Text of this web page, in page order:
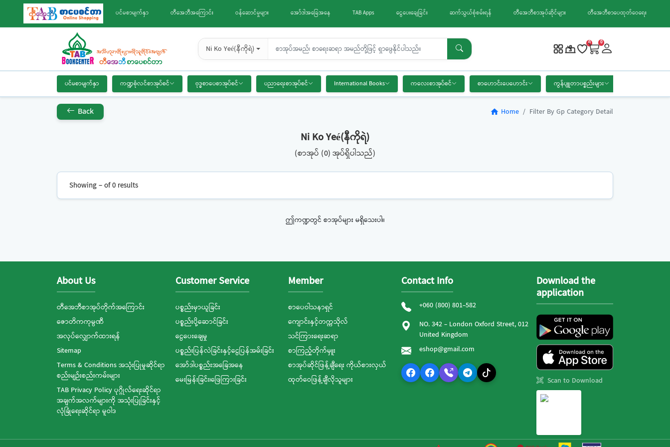
ပင်မစာမျက်နှာ တီအေဘီအကြောင်း ဝန်ဆောင်မှုများ အော်ဒါအခြေအနေ TAB Apps ငွေပေးချေခြင်း ဆက်သွယ်စုံစမ်းရန် တီအေဘီစာအုပ်ဆိုင်များ တီအေဘီစာပေထုတ်ဝေရေး
Ni Ko Yeé(နီကိုရဲ)
0 0
ပင်မစာမျက်နှာ ကဏ္ဍစုံလင်စာအုပ်စင် ဗုဒ္ဓစာပေစာအုပ်စင် ပညာရေးစာအုပ်စင် International Books ကလေးစာအုပ်စင် စာဟောင်းပေဟောင်း ကွန်ပျူတာပစ္စည်းများ
Back home Home Filter By Gp Category Detail
Ni Ko Yeé(နီကိုရဲ)
(စာအုပ် (0) အုပ်ရှိပါသည်)
Showing – of 0 results
ဤကဏ္ဍတွင် စာအုပ်များ မရှိသေးပါ။
About Us
တီအေဘီစာအုပ်တိုက်အကြောင်း
ဇောတိကကုမ္ပဏီ
အလုပ်လျှောက်ထားရန်
Sitemap
Terms & Conditions အသုံးပြုမှုဆိုင်ရာ
စည်းမျဉ်းစည်းကမ်းများ
TAB Privacy Policy ပုဂ္ဂိုလ်ရေးဆိုင်ရာ
အချက်အလက်များကို အသုံးပြုခြင်းနှင့်
လုံခြုံရေးဆိုင်ရာ မူဝါဒ
Customer Service
ပစ္စည်းမှာယူခြင်း
ပစ္စည်းပို့ဆောင်ခြင်း
ငွေပေးချေမှု
ပစ္စည်းပြန်လဲခြင်းနှင့်ငွေပြန်အမ်းခြင်း
အော်ဒါပစ္စည်းအခြေအနေ
မေးမြန်းခြင်း၊ဖြေကြားခြင်း
Member
စာပေဝါသနာရှင်
ကျောင်းနှင့်တက္ကသိုလ်
သင်ကြားရေးဆရာ
စာကြည့်တိုက်မှူး
စာအုပ်ဆိုင်ဖြန့်ချီရေး ကိုယ်စားလှယ်
ထုတ်ဝေဖြန့်ချီလိုသူများ
Contact Info
+060 (800) 801-582
NO. 342 - London Oxford Street, 012
United Kingdom
eshop@gmail.com
Download the
application
Scan to Download